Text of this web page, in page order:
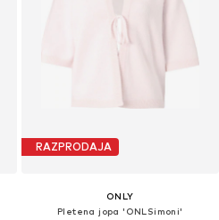
RAZPRODAJA
ONLY
Pletena jopa 'ONLSimoni'